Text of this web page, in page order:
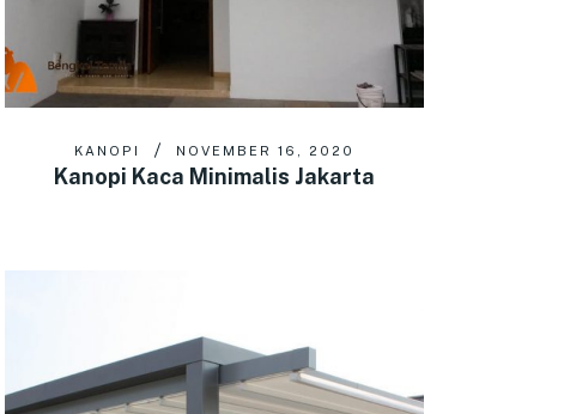
KANOPI NOVEMBER 16, 2020
Kanopi Kaca Minimalis Jakarta